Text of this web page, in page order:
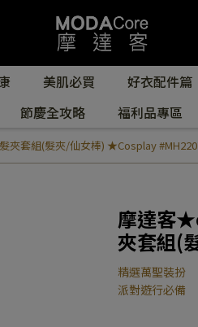
美肌必買 好衣配件篇
節慶全攻略
福利品專區
套組(髮夾/仙女棒) ★Cosplay
摩達客
夾套組(
精選萬聖裝扮
派對遊行必備